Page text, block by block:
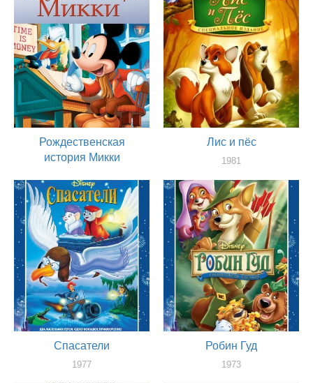
Рождественская
история Микки
сценарист, художник
Лис и пёс
1981
Спасатели
1977
Робин Гуд
1973